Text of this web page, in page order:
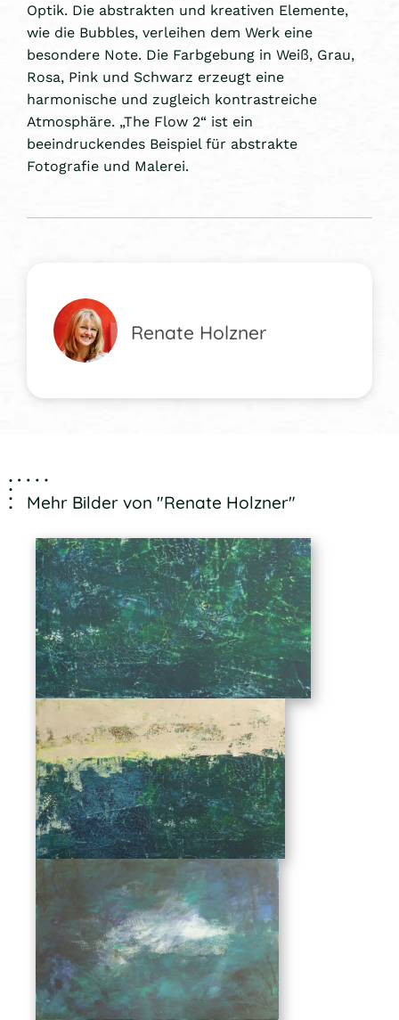
Optik. Die abstrakten und kreativen Elemente,
wie die Bubbles, verleihen dem Werk eine
besondere Note. Die Farbgebung in Weiß, Grau,
Rosa, Pink und Schwarz erzeugt eine
harmonische und zugleich kontrastreiche
Atmosphäre. „The Flow 2“ ist ein
beeindruckendes Beispiel für abstrakte
Fotografie und Malerei.
Renate Holzner
Mehr Bilder von "Renate Holzner"